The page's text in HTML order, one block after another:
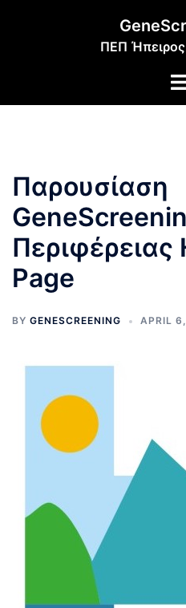
ΠΕΠ
Παρουσίαση
Περιφέρειας
Page
BY GENESCREENING APRIL